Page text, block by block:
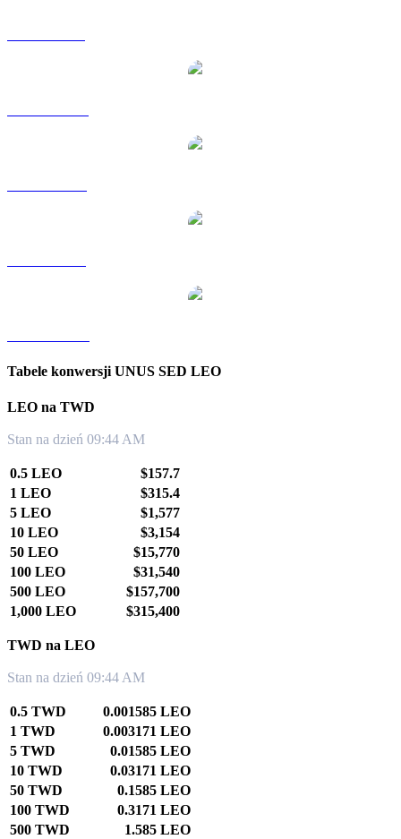
Tabele konwersji UNUS SED LEO
LEO na TWD
Stan na dzień 09:44 AM
0.5 LEO
$157.7
1 LEO
$315.4
5 LEO
$1,577
10 LEO
$3,154
50 LEO
$15,770
100 LEO
$31,540
500 LEO
$157,700
1,000 LEO
$315,400
TWD na LEO
Stan na dzień 09:44 AM
0.5 TWD
0.001585 LEO
1 TWD
0.003171 LEO
5 TWD
0.01585 LEO
10 TWD
0.03171 LEO
50 TWD
0.1585 LEO
100 TWD
0.3171 LEO
500 TWD
1.585 LEO